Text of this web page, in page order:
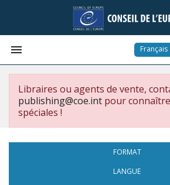
 Français
Libraires ou agents de vente,
publishing@coe.int pour
spéciales !
FORMAT
LANGUE